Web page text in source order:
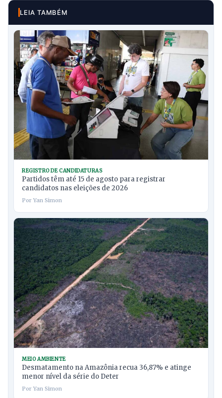
LEIA TAMBÉM
REGISTRO DE CANDIDATURAS
Partidos têm até 15 de agosto para registrar
candidatos nas eleições de 2026
Por Yan Simon
MEIO AMBIENTE
Desmatamento na Amazônia recua 36,87% e atinge
menor nível da série do Deter
Por Yan Simon